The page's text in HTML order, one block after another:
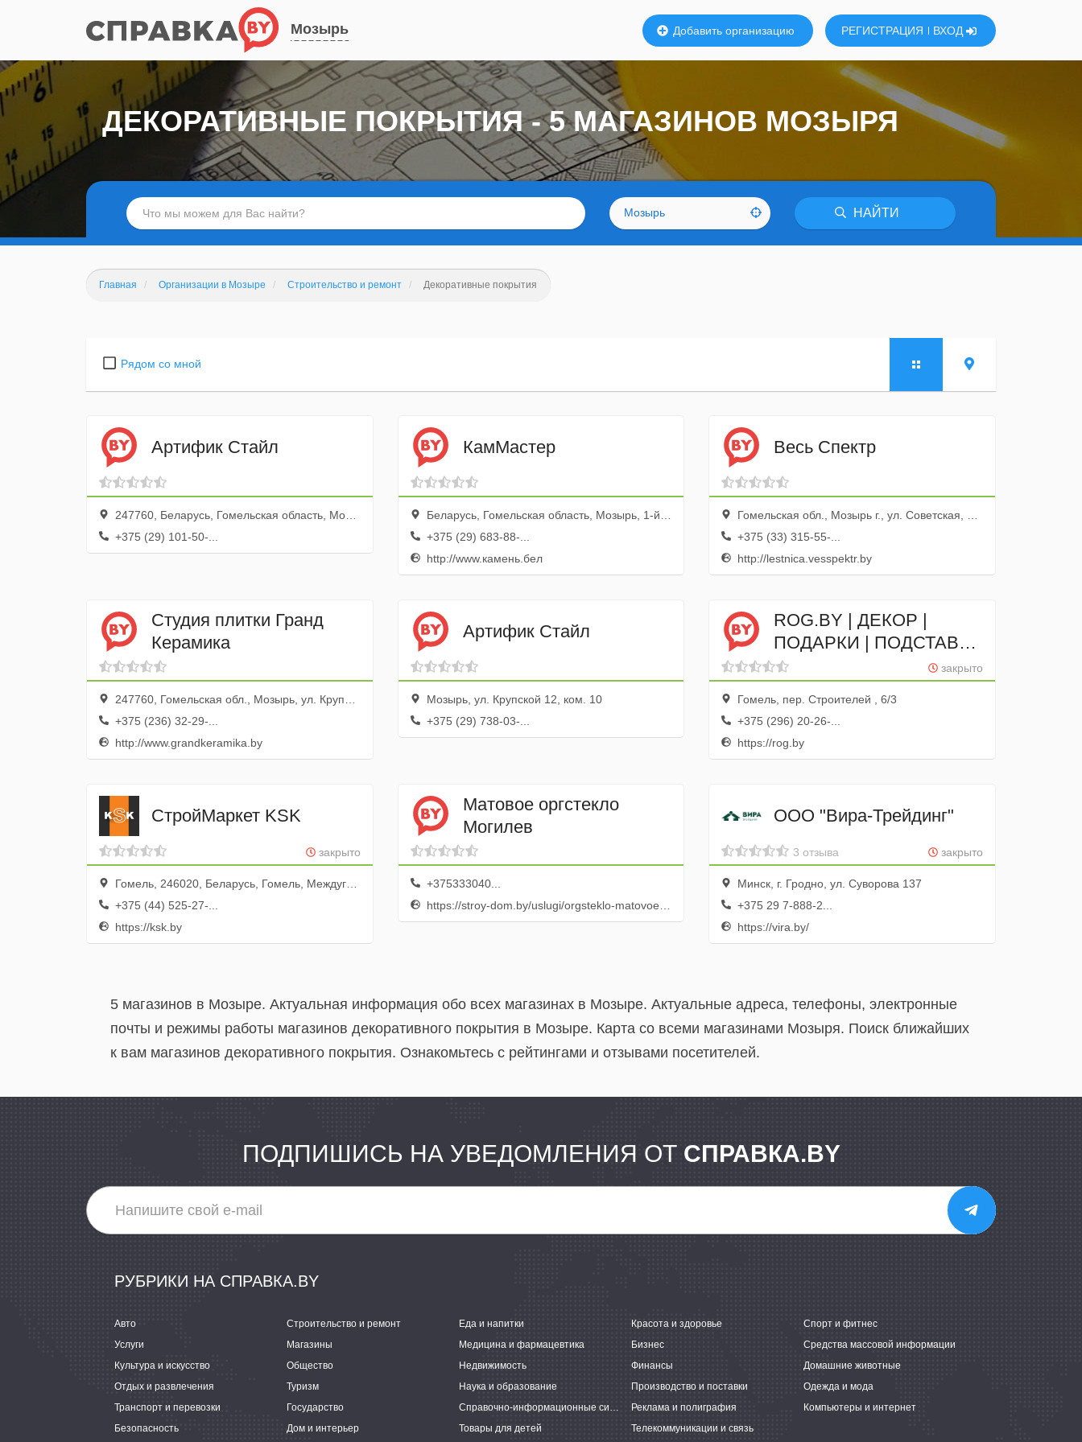
Мозырь Добавить организацию РЕГИСТРАЦИЯ ВХОД
Мозырь НАЙТИ
ДЕКОРАТИВНЫЕ ПОКРЫТИЯ - 5 МАГАЗИНОВ МОЗЫРЯ
Главная Организации в Мозыре Строительство и ремонт Декоративные покрытия
Рядом со мной
Артифик Стайл
247760, Беларусь, Гомельская область, Мозырь, Страконицкий бульвар, 1
+375 (29) 101-50-...
КамМастер
Беларусь, Гомельская область, Мозырь, 1-й переулок Заслонова, 21
+375 (29) 683-88-...
http://www.камень.бел
Весь Спектр
Гомельская обл., Мозырь г., ул. Советская, 120, оф. 23
+375 (33) 315-55-...
http://lestnica.vesspektr.by
Студия плитки Гранд
Керамика
247760, Гомельская обл., Мозырь, ул. Крупской, 12
+375 (236) 32-29-...
http://www.grandkeramika.by
Артифик Стайл
Мозырь, ул. Крупской 12, ком. 10
+375 (29) 738-03-...
ROG.BY | ДЕКОР |
ПОДАРКИ | ПОДСТАВКИ
| ОРГАНАЙЗЕРЫ
закрыто
Гомель, пер. Строителей , 6/3
+375 (296) 20-26-...
https://rog.by
СтройМаркет KSK
закрыто
Гомель, 246020, Беларусь, Гомель, Междугородная улица, 7
+375 (44) 525-27-...
https://ksk.by
Матовое оргстекло
Могилев
+375333040...
https://stroy-dom.by/uslugi/orgsteklo-matovoe-mogilev/
ООО "Вира-Трейдинг"
закрыто
3 отзыва
Минск, г. Гродно, ул. Суворова 137
+375 29 7-888-2...
https://vira.by/
5 магазинов в Мозыре. Актуальная информация обо всех магазинах в Мозыре. Актуальные адреса, телефоны, электронные
почты и режимы работы магазинов декоративного покрытия в Мозыре. Карта со всеми магазинами Мозыря. Поиск ближайших
к вам магазинов декоративного покрытия. Ознакомьтесь с рейтингами и отзывами посетителей.
ПОДПИШИСЬ НА УВЕДОМЛЕНИЯ ОТ СПРАВКА.BY
РУБРИКИ НА СПРАВКА.BY
Авто Строительство и ремонт Еда и напитки Красота и здоровье
Спорт и фитнес
Услуги
Магазины Медицина и фармацевтика Бизнес
Средства массовой информации
Культура и искусство
Общество Недвижимость Финансы
Домашние животные
Отдых и развлечения
Туризм Наука и образование Производство и поставки
Одежда и мода
Транспорт и перевозки
Государство Справочно-информационные системы Реклама и полиграфия
Компьютеры и интернет
Безопасность
Дом и интерьер Товары для детей Телекоммуникации и связь